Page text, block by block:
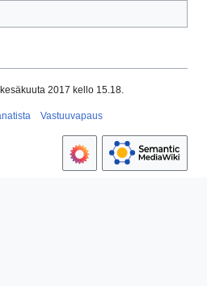
2017 kello 15.18.
Vastuuvapaus